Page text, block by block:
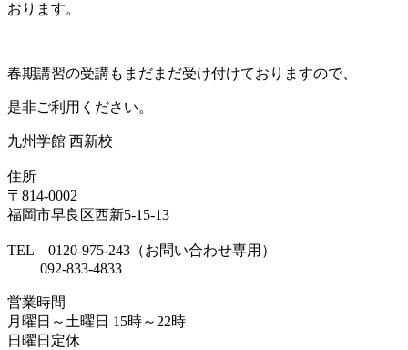
おります。
春期講習の受講もまだまだ受け付けておりますので、
是非ご利用ください。
九州学館 西新校
住所
〒814-0002
福岡市早良区西新5-15-13
TEL 0120-975-243（お問い合わせ専用）
092-833-4833
営業時間
月曜日～土曜日 15時～22時
日曜日定休